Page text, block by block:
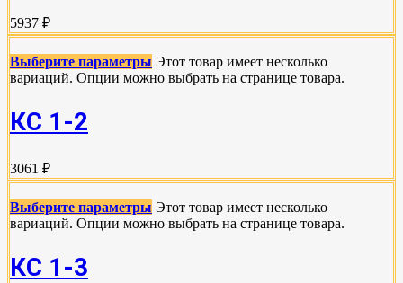
5937 ₽
Выберите параметры Этот товар имеет несколько
вариаций. Опции можно выбрать на странице товара.
КС 1-2
3061 ₽
Выберите параметры Этот товар имеет несколько
вариаций. Опции можно выбрать на странице товара.
КС 1-3